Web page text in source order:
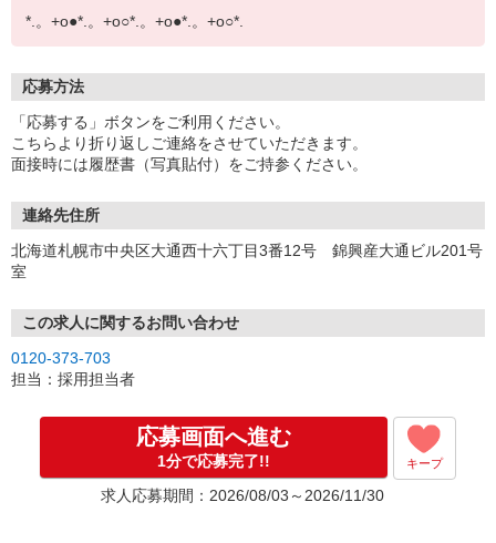
*.。+o●*.。+o○*.。+o●*.。+o○*.
応募方法
「応募する」ボタンをご利用ください。
こちらより折り返しご連絡をさせていただきます。
面接時には履歴書（写真貼付）をご持参ください。
連絡先住所
北海道札幌市中央区大通西十六丁目3番12号 錦興産大通ビル201号
室
この求人に関するお問い合わせ
0120-373-703
担当：採用担当者
応募画面へ進む
1分で応募完了!! キープ
求人応募期間：2026/08/03～2026/11/30